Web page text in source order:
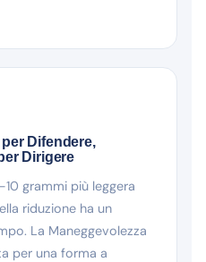
Difendere,
Dirigere
grammi più leggera
riduzione ha un
La Maneggevolezza
per una forma a